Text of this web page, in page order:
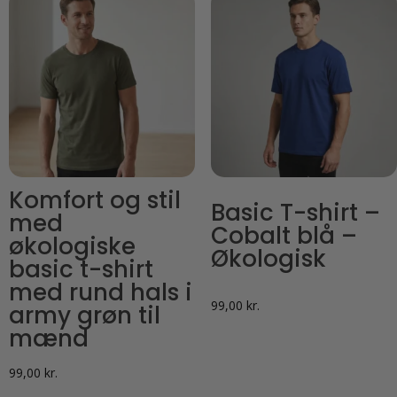
Komfort og stil
med
økologiske
basic t-shirt
med rund hals i
army grøn til
mænd
99,00 kr.
Basic T-shirt –
Cobalt blå –
Økologisk
99,00 kr.